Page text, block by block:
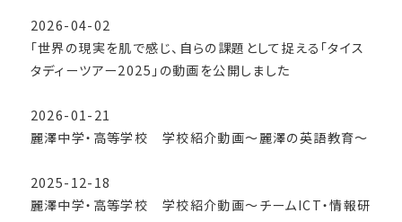
2026-04-02
「世界の現実を肌で感じ、自らの課題として捉える「タイス
タディーツアー2025」の動画を公開しました
2026-01-21
麗澤中学・高等学校 学校紹介動画～麗澤の英語教育～
2025-12-18
麗澤中学・高等学校 学校紹介動画～チームICT・情報研